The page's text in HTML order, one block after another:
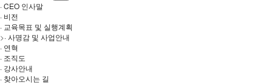
· CEO 인사말
· 비전
· 교육목표 및 실행계획
>· 사명감 및 사업안내
· 연혁
· 조직도
· 강사안내
· 찾아오시는 길